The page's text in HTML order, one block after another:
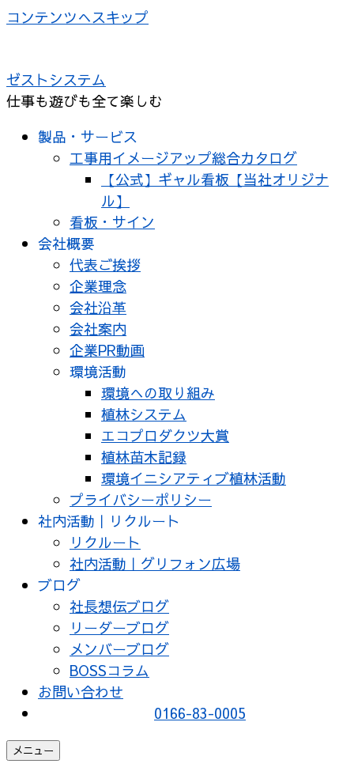
コンテンツへスキップ
ゼストシステム
仕事も遊びも全て楽しむ
製品・サービス
工事用イメージアップ総合カタログ
【公式】ギャル看板【当社オリジナ
ル】
看板・サイン
会社概要
代表ご挨拶
企業理念
会社沿革
会社案内
企業PR動画
環境活動
環境への取り組み
植林システム
エコプロダクツ大賞
植林苗木記録
環境イニシアティブ植林活動
プライバシーポリシー
社内活動｜リクルート
リクルート
社内活動｜グリフォン広場
ブログ
社長想伝ブログ
リーダーブログ
メンバーブログ
BOSSコラム
お問い合わせ
0166-83-0005
メニュー